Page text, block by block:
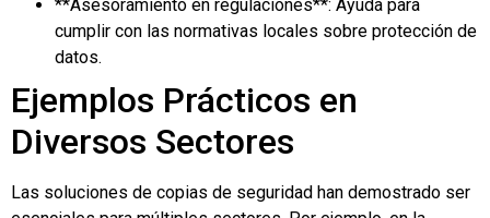
**Asesoramiento en regulaciones**: Ayuda para
cumplir con las normativas locales sobre protección de
datos.
Ejemplos Prácticos en
Diversos Sectores
Las soluciones de copias de seguridad han demostrado ser